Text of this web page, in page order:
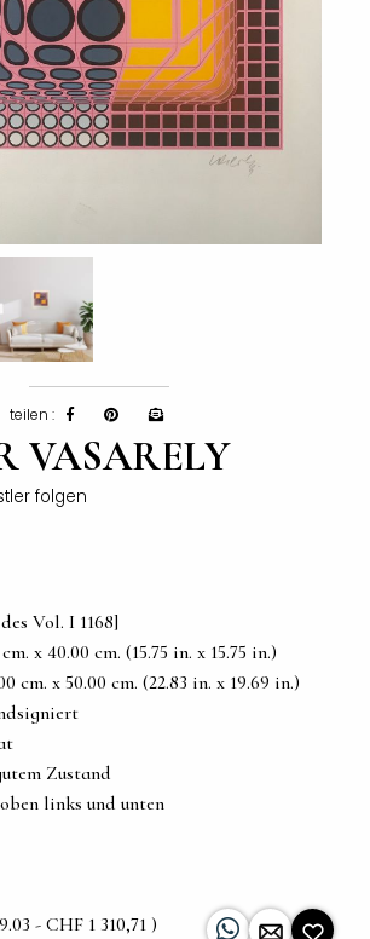
teilen :
VASARELY
folgen
Vol. I 1168]
x 40.00 cm. (15.75 in. x 15.75 in.)
cm. x 50.00 cm. (22.83 in. x 19.69 in.)
Zustand
links und unten
- CHF 1 310,71 )